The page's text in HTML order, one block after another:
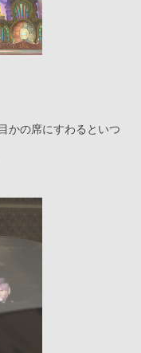
かの席にすわるといつ